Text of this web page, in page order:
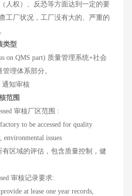
人权）、反恐等方面达到一定的要
工厂状况，工厂没有大的、严重的
类型
QMS part) 质量管理系统+社会
理体系部分。
知审核
范围
审核厂区范围 :
to be accessed for quality
environmental issues
域的评估，包含质量控制，健
审核记录要求:
at lease one year records,